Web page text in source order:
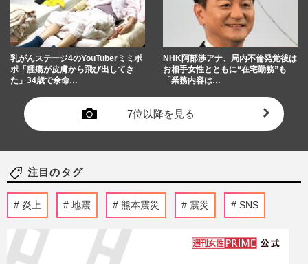
乳がんステージ4のYouTuberミミポ
ポ「腫瘍が皮膚から飛び出してき
た」34歳で余命…
NHK阿部渉アナ、局内不倫発覚後は
お相手女性とともに“在宅勤務”も
「業務内容は…
7位以降を見る
注目のタグ
炎上 地震 熊本震災 震災 SNS